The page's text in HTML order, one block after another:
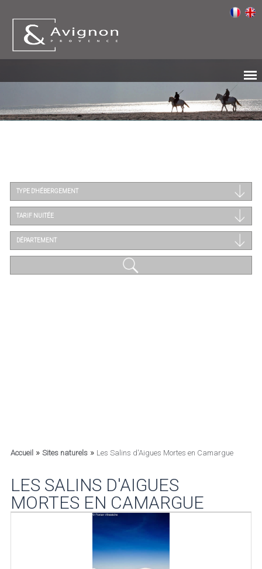
TYPE D'HÉBERGEMENT
TARIF NUITÉE
DÉPARTEMENT
Accueil» Sites naturels» Les Salins d'Aigues Mortes en Camargue
LES SALINS D'AIGUES
MORTES EN CAMARGUE